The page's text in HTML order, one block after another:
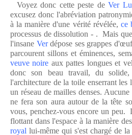
Voyez donc cette peste deVer
excusez donc l'abréviation
à la manière d'une vérité révélée, ce
processus de dissolution - . Mais
l'insane Verdépose ses grappes
parcourent sillons et éminences,
veuve noire aux pattes longues et
donc son beau travail, du
l'architecture de la toile enserrant
un réseau de mailles denses.
ne fera son aura autour de la tête
vous, penchez-vous encore un peu.
flottant dans l'espace à la manière
royal lui-même qui s'est chargé de